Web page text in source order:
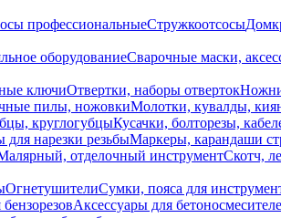
профессиональныеСтружкоотсосы
оборудованиеСварочные маски,
ключиОтвертки, наборы отверток
пилы, ножовкиМолотки, кувалды,
круглогубцыКусачки, болторезы,
нарезки резьбыМаркеры, карандаши
отделочный инструментСкотч,
ОгнетушителиСумки, пояса для
Аксессуары для